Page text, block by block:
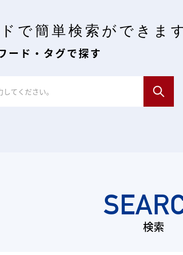
で簡単検索ができま
ード・タグで探す
検索